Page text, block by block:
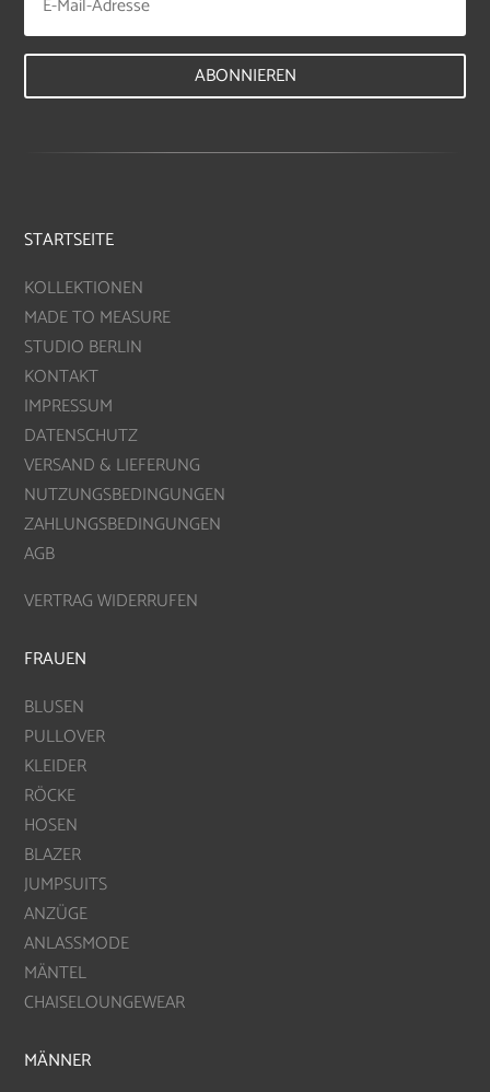
ABONNIEREN
STARTSEITE
KOLLEKTIONEN
MADE TO MEASURE
STUDIO BERLIN
KONTAKT
IMPRESSUM
DATENSCHUTZ
VERSAND & LIEFERUNG
NUTZUNGSBEDINGUNGEN
ZAHLUNGSBEDINGUNGEN
AGB
VERTRAG WIDERRUFEN
FRAUEN
BLUSEN
PULLOVER
KLEIDER
RÖCKE
HOSEN
BLAZER
JUMPSUITS
ANZÜGE
ANLASSMODE
MÄNTEL
CHAISELOUNGEWEAR
MÄNNER